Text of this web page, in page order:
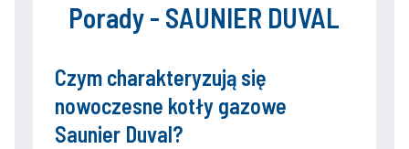
Porady - SAUNIER DUVAL
Czym charakteryzują się
nowoczesne kotły gazowe
Saunier Duval?